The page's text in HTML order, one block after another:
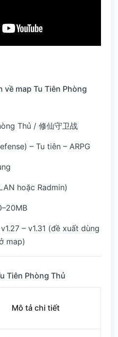
về map Tu Tiên Phòng
Thủ / 修仙守卫战
– Tu tiên – ARPG
hoặc Radmin)
– v1.31 (đề xuất dùng
map)
Tiên Phòng Thủ
Mô tả chi tiết